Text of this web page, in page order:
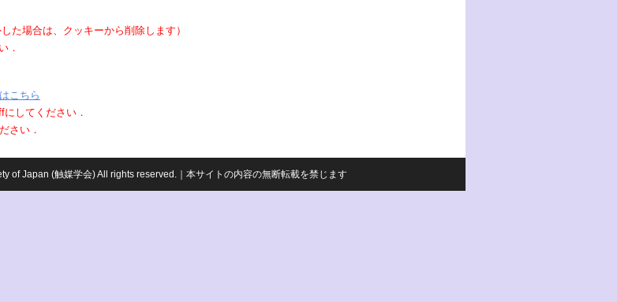
た場合は、クッキーから削除します）
．
こちら
してください．
さい．
of Japan (触媒学会) All rights reserved.｜本サイトの内容の無断転載を禁じます